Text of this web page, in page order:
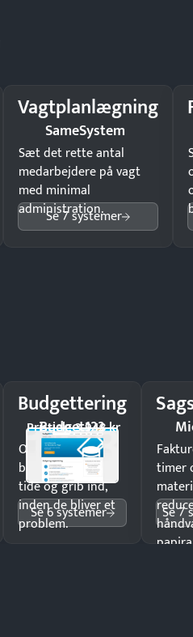
Vagtplanlægning
SameSystem
Sæt det rette antal
medarbejdere på vagt
med minimal
administration.
Se 7 systemer
Budgettering
Budget123
Pristjek: 3.948 kr
Opdag
budgetafvigelser i
tide og grib ind,
inden de bliver et
problem.
Se 6 systemer
timer
Se 7